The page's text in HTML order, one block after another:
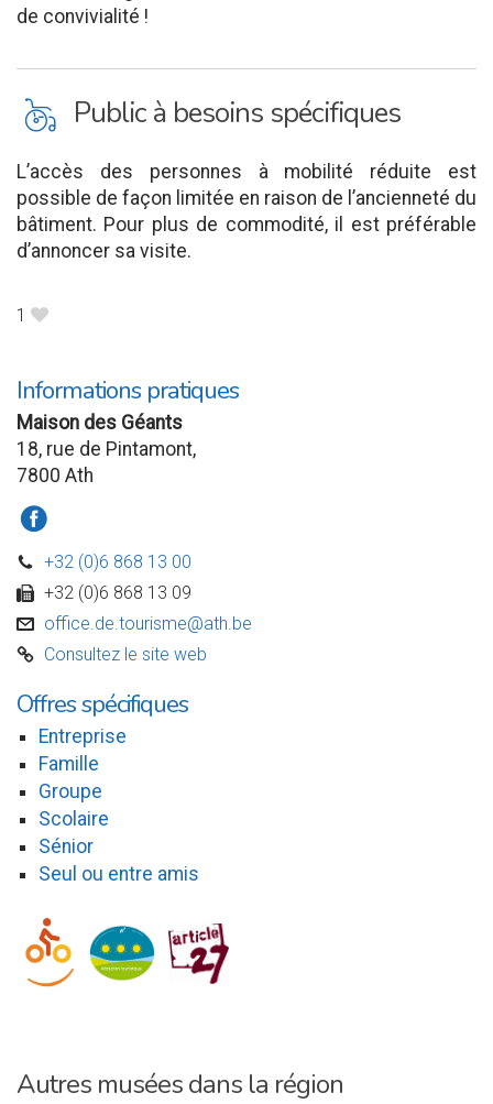
de convivialité !
L Public à besoins spécifiques
L’accès des personnes à mobilité réduite est
possible de façon limitée en raison de l’ancienneté du
bâtiment. Pour plus de commodité, il est préférable
d’annoncer sa visite.
1 B
Informations pratiques
Maison des Géants
18, rue de Pintamont,
7800 Ath
a
D +32 (0)6 868 13 00
w +32 (0)6 868 13 09
v office.de.tourisme@ath.be
C Consultez le site web
Offres spécifiques
Entreprise
Famille
Groupe
Scolaire
Sénior
Seul ou entre amis
Autres musées dans la région